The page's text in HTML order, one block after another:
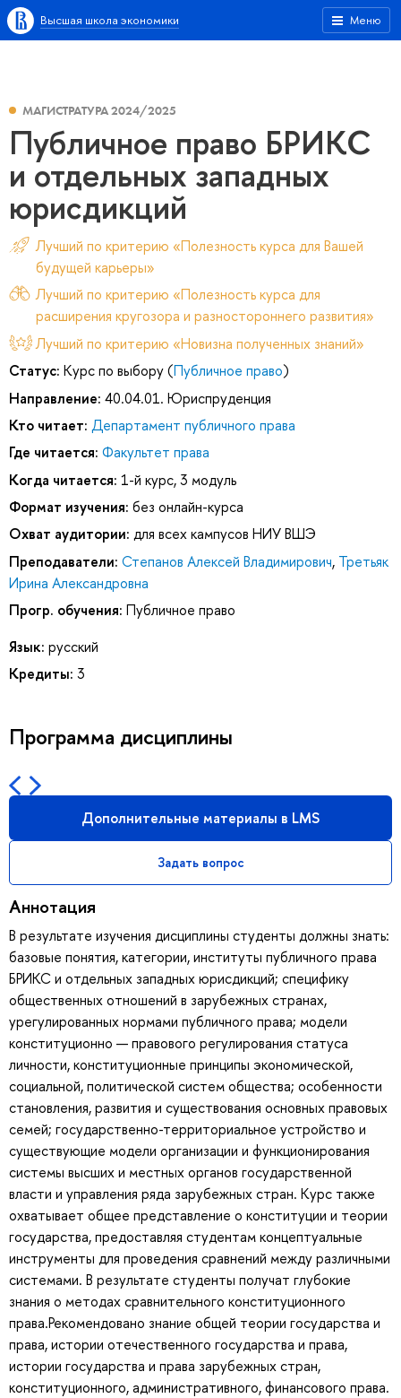
Меню
Высшая школа экономики
МАГИСТРАТУРА 2024/2025
Публичное право БРИКС
и отдельных западных
юрисдикций
Лучший по критерию «Полезность курса для Вашей
будущей карьеры»
Лучший по критерию «Полезность курса для
расширения кругозора и разностороннего развития»
Лучший по критерию «Новизна полученных знаний»
Статус: Курс по выбору (Публичное право)
Направление: 40.04.01. Юриспруденция
Кто читает: Департамент публичного права
Где читается: Факультет права
Когда читается: 1-й курс, 3 модуль
Формат изучения: без онлайн-курса
Охват аудитории: для всех кампусов НИУ ВШЭ
Преподаватели: Степанов Алексей Владимирович, Третьяк
Ирина Александровна
Прогр. обучения: Публичное право
Язык: русский
Кредиты: 3
Программа дисциплины
Дополнительные материалы в LMS
Задать вопрос
Аннотация
В результате изучения дисциплины студенты должны знать:
базовые понятия, категории, институты публичного права
БРИКС и отдельных западных юрисдикций; специфику
общественных отношений в зарубежных странах,
урегулированных нормами публичного права; модели
конституционно — правового регулирования статуса
личности, конституционные принципы экономической,
социальной, политической систем общества; особенности
становления, развития и существования основных правовых
семей; государственно-территориальное устройство и
существующие модели организации и функционирования
системы высших и местных органов государственной
власти и управления ряда зарубежных стран. Курс также
охватывает общее представление о конституции и теории
государства, предоставляя студентам концептуальные
инструменты для проведения сравнений между различными
системами. В результате студенты получат глубокие
знания о методах сравнительного конституционного
права.Рекомендовано знание общей теории государства и
права, истории отечественного государства и права,
истории государства и права зарубежных стран,
конституционного, административного, финансового права.